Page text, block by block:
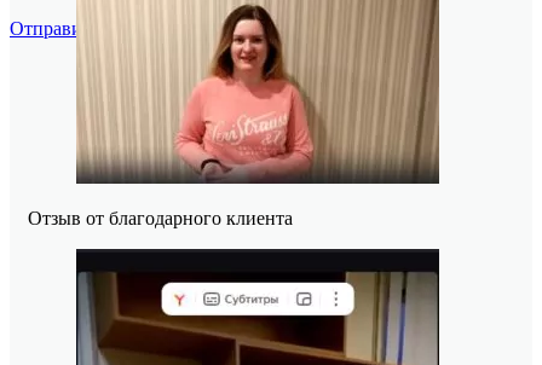
Отправить
Отзыв от благодарного клиента